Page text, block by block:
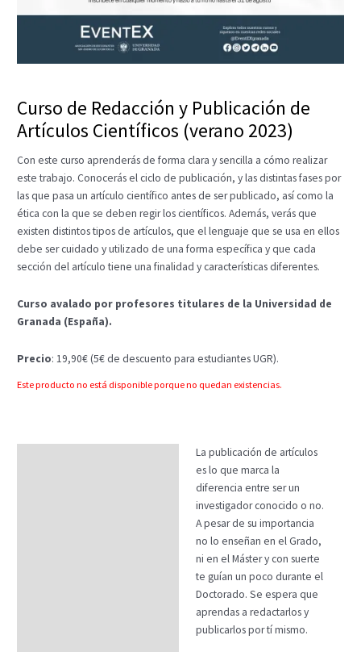
Curso de Redacción y Publicación de
Artículos Científicos (verano 2023)
Con este curso aprenderás de forma clara y sencilla a cómo realizar
este trabajo. Conocerás el ciclo de publicación, y las distintas fases por
las que pasa un artículo científico antes de ser publicado, así como la
ética con la que se deben regir los científicos. Además, verás que
existen distintos tipos de artículos, que el lenguaje que se usa en ellos
debe ser cuidado y utilizado de una forma específica y que cada
sección del artículo tiene una finalidad y características diferentes.
Curso avalado por profesores titulares de la Universidad de
Granada (España).
Precio: 19,90€ (5€ de descuento para estudiantes UGR).
Este producto no está disponible porque no quedan existencias.
La publicación de artículos
es lo que marca la
diferencia entre ser un
investigador conocido o no.
A pesar de su importancia
no lo enseñan en el Grado,
ni en el Máster y con suerte
te guían un poco durante el
Doctorado. Se espera que
aprendas a redactarlos y
publicarlos por tí mismo.